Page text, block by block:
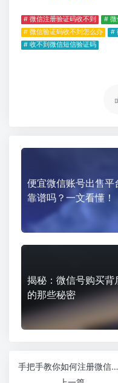
# 微信注册验证码收不到
# 微
# 微信验证码收不到怎么办
#
# 收不到微信短信验证码
便宜微信账号出售平
靠谱吗？一文看懂！
揭秘：微信号购买背
的那些秘密
手把手教你如何注册微信账号，错过就后悔！